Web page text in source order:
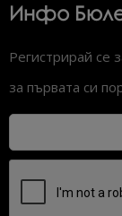
Инфо
Регистрирай се
за първата си